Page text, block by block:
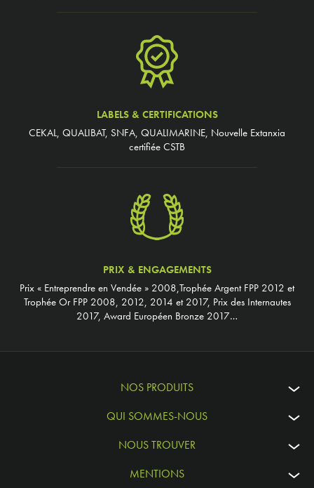
LABELS & CERTIFICATIONS
CEKAL, QUALIBAT, SNFA, QUALIMARINE, Nouvelle Extanxia
certifiée CSTB
PRIX & ENGAGEMENTS
Prix « Entreprendre en Vendée » 2008,Trophée Argent FPP 2012 et
Trophée Or FPP 2008, 2012, 2014 et 2017, Prix des Internautes
2017, Award Européen Bronze 2017…
NOS PRODUITS
QUI SOMMES-NOUS
NOUS TROUVER
MENTIONS